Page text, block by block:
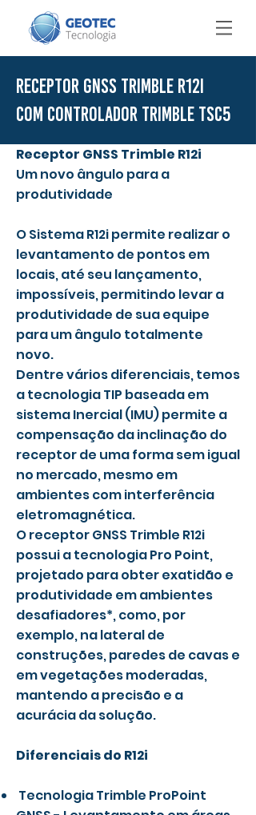
Receptor GNSS Trimble R12i
com controlador Trimble TSC5
Receptor GNSS Trimble R12i
Um novo ângulo para a
produtividade
O Sistema R12i permite realizar o
levantamento de pontos em
locais, até seu lançamento,
impossíveis, permitindo levar a
produtividade de sua equipe
para um ângulo totalmente
novo.
Dentre vários diferenciais, temos
a tecnologia TIP baseada em
sistema Inercial (IMU) permite a
compensação da inclinação do
receptor de uma forma sem igual
no mercado, mesmo em
ambientes com interferência
eletromagnética.
O receptor GNSS Trimble R12i
possui a tecnologia Pro Point,
projetado para obter exatidão e
produtividade em ambientes
desafiadores*, como, por
exemplo, na lateral de
construções, paredes de cavas e
em vegetações moderadas,
mantendo a precisão e a
acurácia da solução.
Diferenciais do R12i
Tecnologia Trimble ProPoint